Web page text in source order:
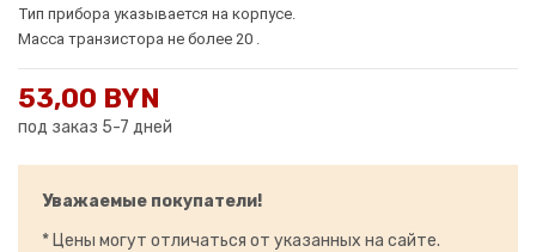
Тип прибора указывается на корпусе.
Масса транзистора не более 20 .
53,00 BYN
под заказ 5-7 дней
Уважаемые покупатели!
* Цены могут отличаться от указанных на сайте.